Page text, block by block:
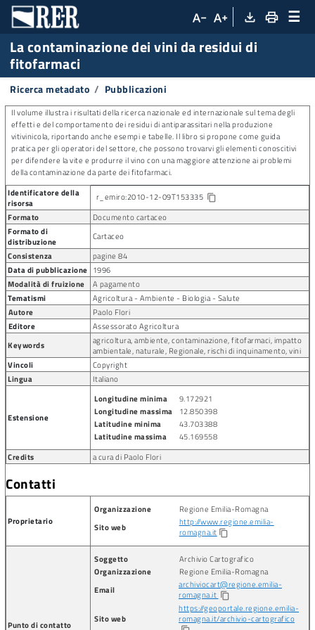
text_decrease text_increase file_download print
☰
La contaminazione dei vini da residui di
fitofarmaci
Ricerca metadato Pubblicazioni
Il volume illustra i risultati della ricerca nazionale ed internazionale sul tema degli
effetti e del comportamento dei residui di antiparassitari nella produzione
vitivinicola, riportando anche esempi e tabelle. Il libro si propone come guida
pratica per gli operatori del settore, che possono trovarvi gli elementi conoscitivi
per difendere la vite e produrre il vino con una maggiore attenzione ai problemi
della contaminazione da parte dei fitofarmaci.
Identificatore della
risorsa
r_emiro:2010-12-09T153335 content_copy
Formato
Documento cartaceo
Formato di
distribuzione
Cartaceo
Consistenza
pagine 84
Data di pubblicazione 1996
Modalità di fruizione
A pagamento
Tematismi
Agricoltura - Ambiente - Biologia - Salute
Autore
Paolo Flori
Editore
Assessorato Agricoltura
Keywords
agricoltura, ambiente, contaminazione, fitofarmaci, impatto
ambientale, naturale, Regionale, rischi di inquinamento, vini
Vincoli
Copyright
Lingua
Italiano
Estensione
Longitudine minima
9.172921
Longitudine massima
12.850398
Latitudine minima
43.703388
Latitudine massima
45.169558
Credits
a cura di Paolo Flori
Contatti
Proprietario
Organizzazione
Regione Emilia-Romagna
Sito web
http://www.regione.emilia-
romagna.it content_copy
Punto di contatto
Soggetto
Archivio Cartografico
Organizzazione
Regione Emilia-Romagna
Email
archiviocart@regione.emilia-
romagna.it content_copy
Sito web
https://geoportale.regione.emilia-
romagna.it/archivio-cartografico